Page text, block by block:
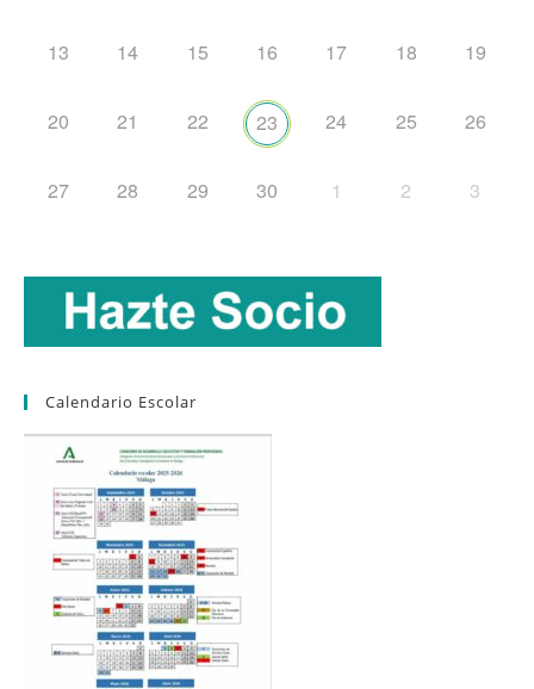
13 14 15 16 17 18 19
20 21 22 23 24 25 26
27 28 29 30 1 2 3
Calendario Escolar